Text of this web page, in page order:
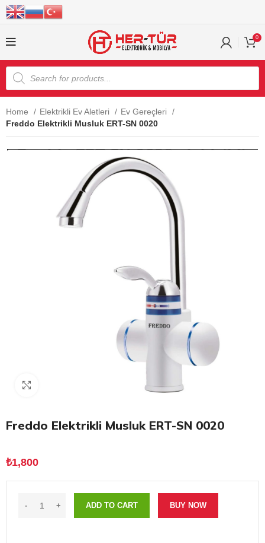
0
Home Elektrikli Ev Aletleri
Ev Gereçleri
Freddo Elektrikli Musluk ERT-SN 0020
Freddo Elektrikli Musluk ERT-SN 0020
₺1,800
ADD TO CART BUY NOW